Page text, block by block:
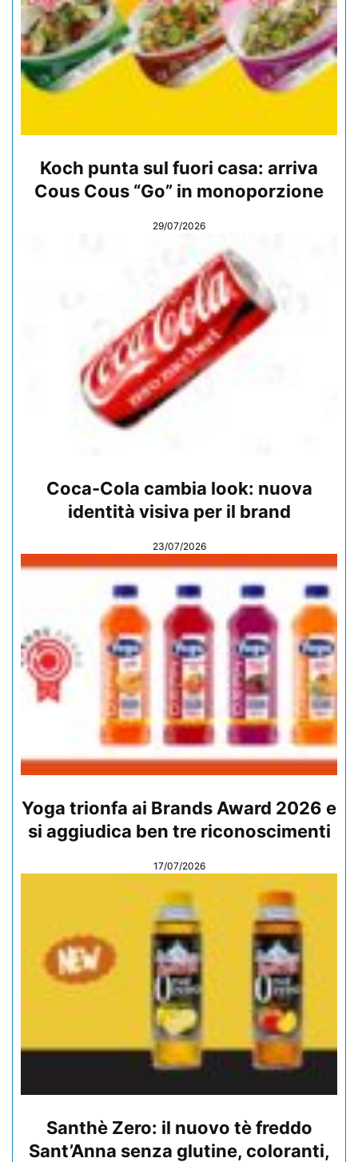
Koch punta sul fuori casa: arriva
Cous Cous “Go” in monoporzione
29/07/2026
Coca-Cola cambia look: nuova
identità visiva per il brand
23/07/2026
Yoga trionfa ai Brands Award 2026 e
si aggiudica ben tre riconoscimenti
17/07/2026
Santhè Zero: il nuovo tè freddo
Sant’Anna senza glutine, coloranti,